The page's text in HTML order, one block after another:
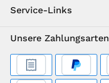
Service-Links
Unsere Zahlungsarten